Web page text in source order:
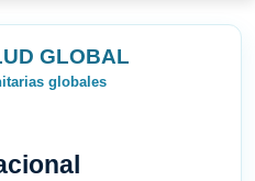
GLOBAL
globales